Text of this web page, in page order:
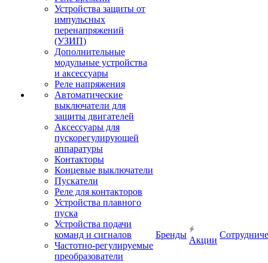
Устройства защиты от
импульсных
перенапряжений
(УЗИП)
Дополнительные
модульные устройства
и аксессуары
Реле напряжения
Автоматические
выключатели для
защиты двигателей
Аксессуары для
пускорегулирующей
аппаратуры
Контакторы
Концевые выключатели
Пускатели
Реле для контакторов
Устройства плавного
пуска
Устройства подачи
команд и сигналов
Частотно-регулируемые
преобразователи
Бренды
Акции